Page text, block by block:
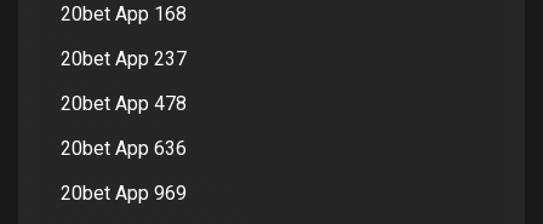
20bet App 168
20bet App 237
20bet App 478
20bet App 636
20bet App 969